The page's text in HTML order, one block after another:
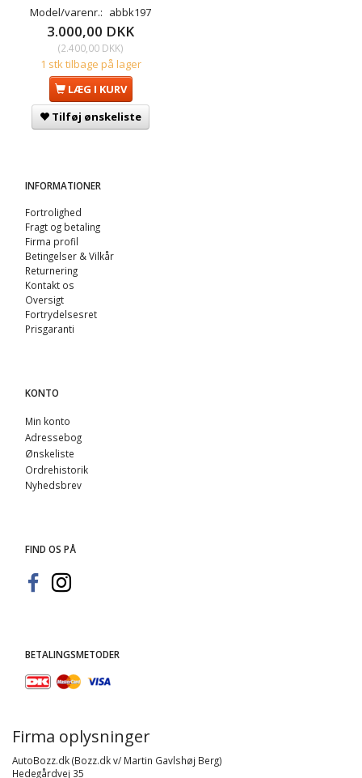
Model/varenr.: abbk197
3.000,00 DKK
(2.400,00 DKK)
1 stk tilbage på lager
LÆG I KURV
Tilføj ønskeliste
INFORMATIONER
Fortrolighed
Fragt og betaling
Firma profil
Betingelser & Vilkår
Returnering
Kontakt os
Oversigt
Fortrydelsesret
Prisgaranti
KONTO
Min konto
Adressebog
Ønskeliste
Ordrehistorik
Nyhedsbrev
FIND OS PÅ
BETALINGSMETODER
Firma oplysninger
AutoBozz.dk (Bozz.dk v/ Martin Gavlshøj Berg)
Hedegårdvej 35